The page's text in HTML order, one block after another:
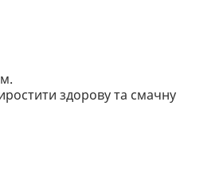
здорову та смачну